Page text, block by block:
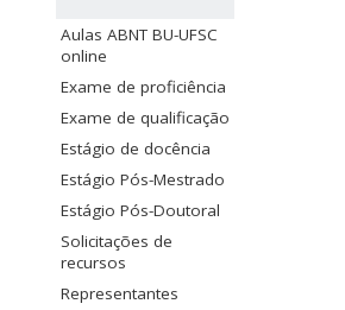
Aulas ABNT BU-UFSC
online
Exame de proficiência
Exame de qualificação
Estágio de docência
Estágio Pós-Mestrado
Estágio Pós-Doutoral
Solicitações de
recursos
Representantes